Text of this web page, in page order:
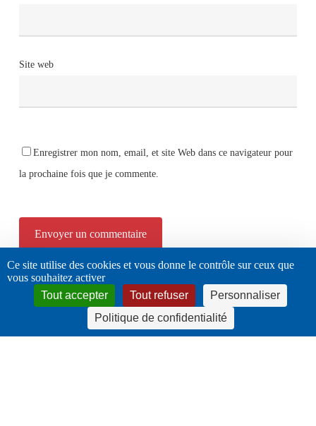
Site web
Enregistrer mon nom, email, et site Web dans ce navigateur pour
la prochaine fois que je commente.
Alternative:
Ce site utilise des cookies et vous donne le contrôle sur ceux que
vous souhaitez activer
Tout accepter
Tout refuser
Personnaliser
Politique de confidentialité